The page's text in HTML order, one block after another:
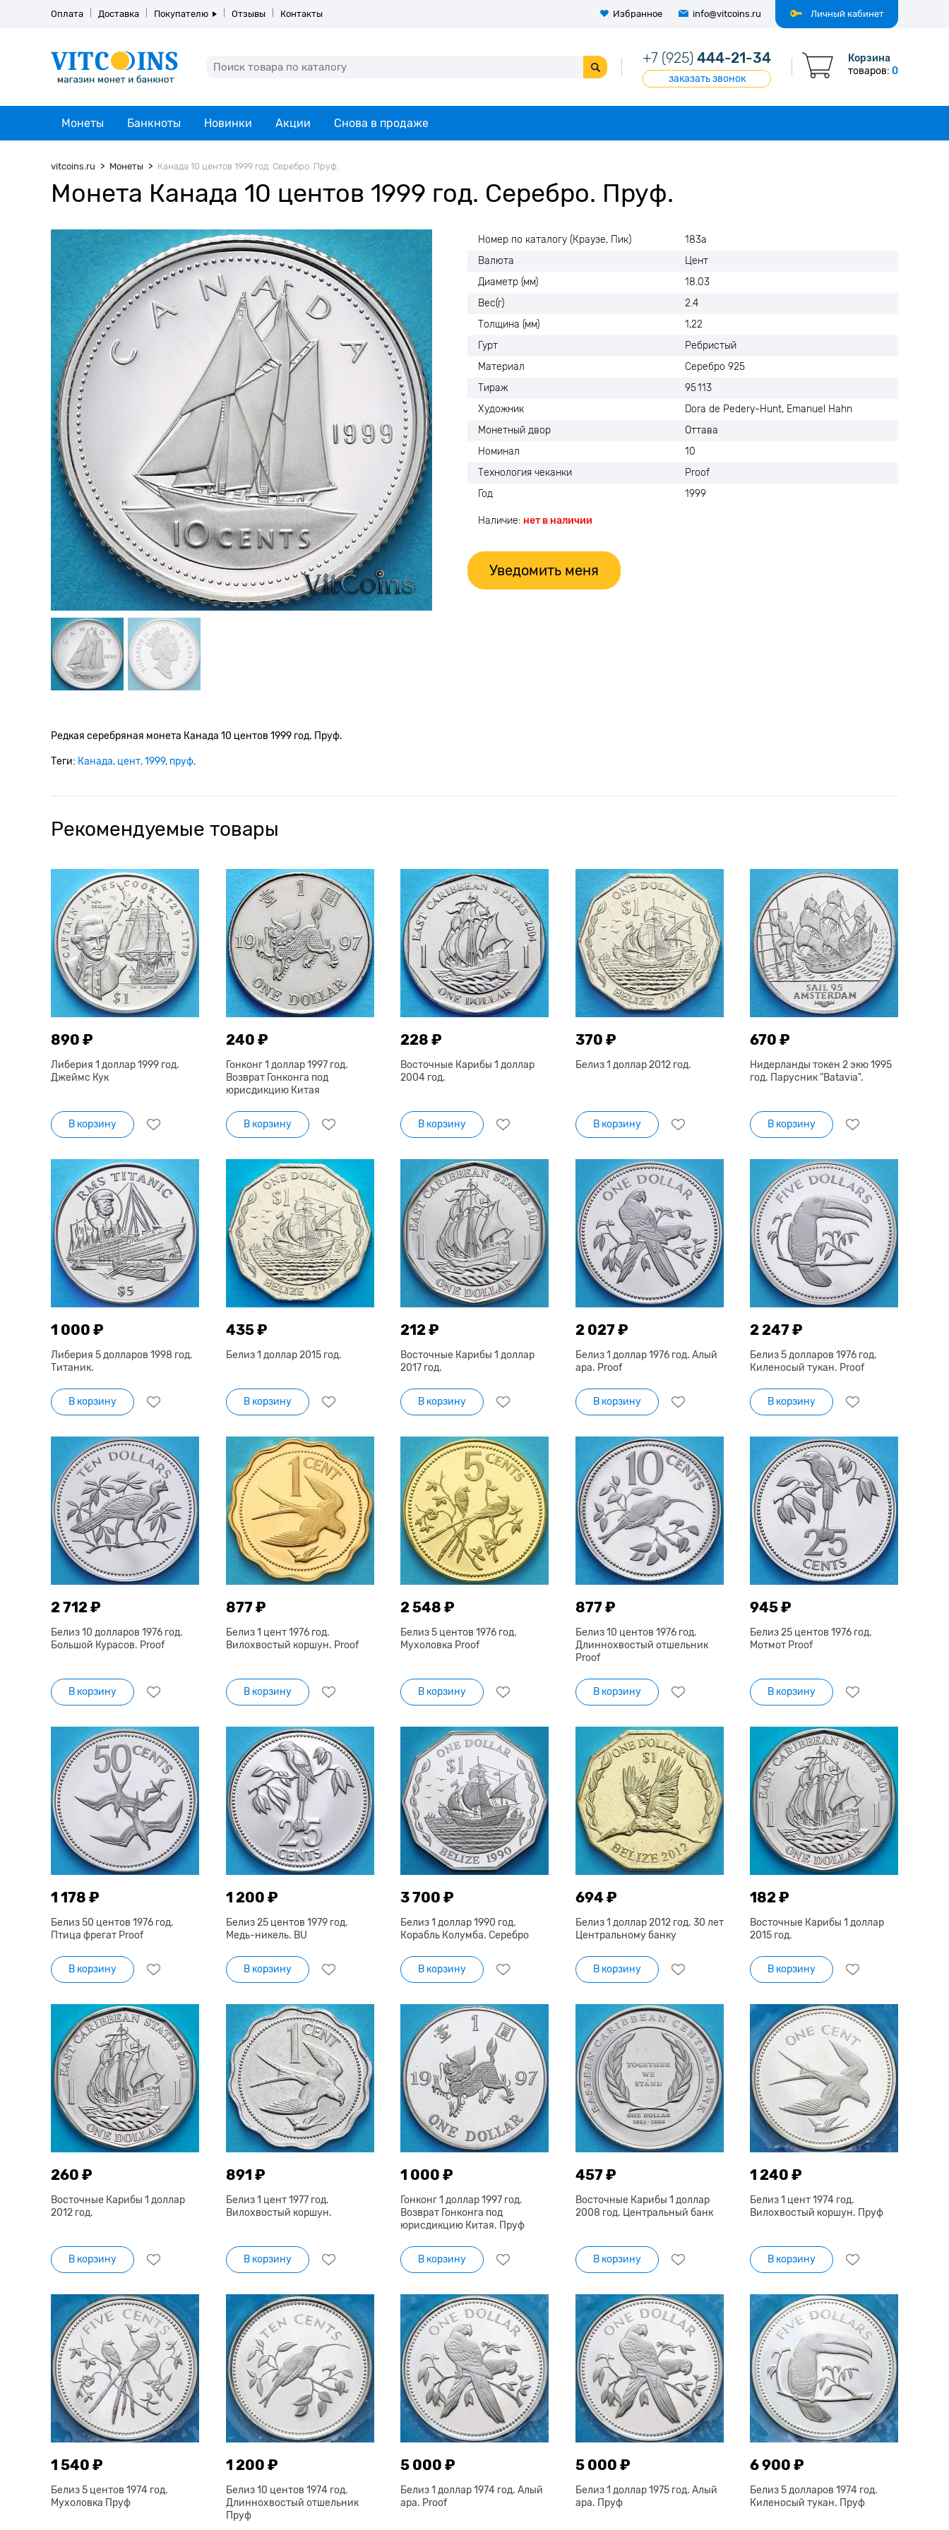
Личный кабинет
Оплата Доставка Покупателю Отзывы Контакты Избранное info@vitcoins.ru
+7 (925) 444-21-34
заказать звонок
Корзина
товаров: 0
Монеты Банкноты Новинки Акции Снова в продаже
vitcoins.ru Монеты Канада 10 центов 1999 год. Серебро. Пруф.
Монета Канада 10 центов 1999 год. Серебро. Пруф.
Номер по каталогу (Краузе, Пик)
183а
Валюта
Цент
Диаметр (мм)
18.03
Вес(г)
2.4
Толщина (мм)
1,22
Гурт
Ребристый
Материал
Серебро 925
Тираж
95 113
Художник
Dora de Pedery-Hunt, Emanuel Hahn
Монетный двор
Оттава
Номинал
10
Технология чеканки
Proof
Год
1999
Наличие: нет в наличии
Уведомить меня
Редкая серебряная монета Канада 10 центов 1999 год. Пруф.
Теги: Канада цент 1999 пруф
Рекомендуемые товары
890 ₽
Либерия 1 доллар 1999 год.
Джеймс Кук
В корзину
240 ₽
Гонконг 1 доллар 1997 год.
Возврат Гонконга под
юрисдикцию Китая
В корзину
228 ₽
Восточные Карибы 1 доллар
2004 год.
В корзину
370 ₽
Белиз 1 доллар 2012 год.
В корзину
670 ₽
Нидерланды токен 2 экю 1995
год. Парусник "Batavia".
В корзину
1 000 ₽
Либерия 5 долларов 1998 год.
Титаник.
В корзину
435 ₽
Белиз 1 доллар 2015 год.
В корзину
212 ₽
Восточные Карибы 1 доллар
2017 год.
В корзину
2 027 ₽
Белиз 1 доллар 1976 год. Алый
ара. Proof
В корзину
2 247 ₽
Белиз 5 долларов 1976 год.
Киленосый тукан. Proof
В корзину
2 712 ₽
Белиз 10 долларов 1976 год.
Большой Курасов. Proof
В корзину
877 ₽
Белиз 1 цент 1976 год.
Вилохвостый коршун. Proof
В корзину
2 548 ₽
Белиз 5 центов 1976 год.
Мухоловка Proof
В корзину
877 ₽
Белиз 10 центов 1976 год.
Длиннохвостый отшельник
Proof
В корзину
945 ₽
Белиз 25 центов 1976 год.
Мотмот Proof
В корзину
1 178 ₽
Белиз 50 центов 1976 год.
Птица фрегат Proof
В корзину
1 200 ₽
Белиз 25 центов 1979 год.
Медь-никель. BU
В корзину
3 700 ₽
Белиз 1 доллар 1990 год.
Корабль Колумба. Серебро
В корзину
694 ₽
Белиз 1 доллар 2012 год. 30 лет
Центральному банку
В корзину
182 ₽
Восточные Карибы 1 доллар
2015 год.
В корзину
260 ₽
Восточные Карибы 1 доллар
2012 год.
В корзину
891 ₽
Белиз 1 цент 1977 год.
Вилохвостый коршун.
В корзину
1 000 ₽
Гонконг 1 доллар 1997 год.
Возврат Гонконга под
юрисдикцию Китая. Пруф
В корзину
457 ₽
Восточные Карибы 1 доллар
2008 год. Центральный банк
В корзину
1 240 ₽
Белиз 1 цент 1974 год.
Вилохвостый коршун. Пруф
В корзину
1 540 ₽
Белиз 5 центов 1974 год.
Мухоловка Пруф
1 200 ₽
Белиз 10 центов 1974 год.
Длиннохвостый отшельник
Пруф
5 000 ₽
Белиз 1 доллар 1974 год. Алый
ара. Proof
5 000 ₽
Белиз 1 доллар 1975 год. Алый
ара. Пруф
6 900 ₽
Белиз 5 долларов 1974 год.
Киленосый тукан. Пруф